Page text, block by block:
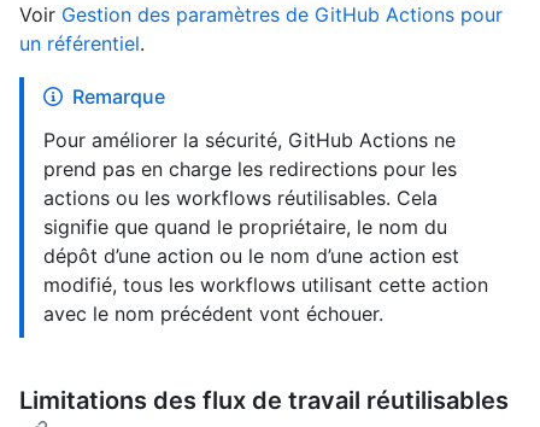
Voir Gestion des paramètres de GitHub Actions pour
un référentiel.
Remarque
Pour améliorer la sécurité, GitHub Actions ne
prend pas en charge les redirections pour les
actions ou les workflows réutilisables. Cela
signifie que quand le propriétaire, le nom du
dépôt d’une action ou le nom d’une action est
modifié, tous les workflows utilisant cette action
avec le nom précédent vont échouer.
Limitations des flux de travail réutilisables